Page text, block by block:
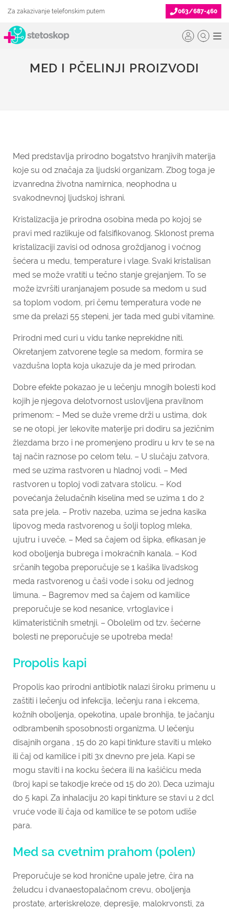
Za zakazivanje telefonskim putem 063/687-460
MED I PČELINJI PROIZVODI
Med predstavlja prirodno bogatstvo hranjivih materija
koje su od značaja za ljudski organizam. Zbog toga je
izvanredna životna namirnica, neophodna u
svakodnevnoj ljudskoj ishrani.
Kristalizacija je prirodna osobina meda po kojoj se
pravi med razlikuje od falsifikovanog. Sklonost prema
kristalizaciji zavisi od odnosa groždjanog i voćnog
šećera u medu, temperature i vlage. Svaki kristalisan
med se može vratiti u tečno stanje grejanjem. To se
može izvršiti uranjanajem posude sa medom u sud
sa toplom vodom, pri čemu temperatura vode ne
sme da prelazi 55 stepeni, jer tada med gubi vitamine.
Prirodni med curi u vidu tanke neprekidne niti.
Okretanjem zatvorene tegle sa medom, formira se
vazdušna lopta koja ukazuje da je med prirodan.
Dobre efekte pokazao je u lečenju mnogih bolesti kod
kojih je njegova delotvornost uslovljena pravilnom
primenom: – Med se duže vreme drži u ustima, dok
se ne otopi, jer lekovite materije pri dodiru sa jezičnim
žlezdama brzo i ne promenjeno prodiru u krv te se na
taj način raznose po celom telu. – U slučaju zatvora,
med se uzima rastvoren u hladnoj vodi. – Med
rastvoren u toploj vodi zatvara stolicu. – Kod
povećanja želudačnih kiselina med se uzima 1 do 2
sata pre jela. – Protiv nazeba, uzima se jedna kasika
lipovog meda rastvorenog u šolji toplog mleka,
ujutru i uveče. – Med sa čajem od šipka, efikasan je
kod oboljenja bubrega i mokraćnih kanala. – Kod
srčanih tegoba preporučuje se 1 kašika livadskog
meda rastvorenog u čaši vode i soku od jednog
limuna. – Bagremov med sa čajem od kamilice
preporučuje se kod nesanice, vrtoglavice i
klimaterističnih smetnji. – Obolelim od tzv. šećerne
bolesti ne preporučuje se upotreba meda!
Propolis kapi
Propolis kao prirodni antibiotik nalazi široku primenu u
zaštiti i lečenju od infekcija, lečenju rana i ekcema,
kožnih oboljenja, opekotina, upale bronhija, te jačanju
odbrambenih sposobnosti organizma. U lečenju
disajnih organa , 15 do 20 kapi tinkture staviti u mleko
ili čaj od kamilice i piti 3x dnevno pre jela. Kapi se
mogu staviti i na kocku šećera ili na kašičicu meda
(broj kapi se takodje kreće od 15 do 20). Deca uzimaju
do 5 kapi. Za inhalaciju 20 kapi tinkture se stavi u 2 dcl
vruće vode ili čaja od kamilice te se potom udiše
para.
Med sa cvetnim prahom (polen)
Preporučuje se kod hronične upale jetre, čira na
želudcu i dvanaestopalačnom crevu, oboljenja
prostate, arteriskreloze, depresije, malokrvonsti, za